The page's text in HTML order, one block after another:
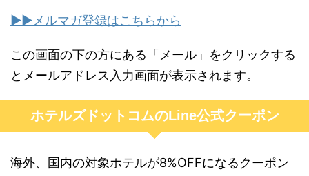
▶︎▶︎メルマガ登録はこちらから
この画面の下の方にある「メール」をクリックする
とメールアドレス入力画面が表示されます。
ホテルズドットコムのLine公式クーポン
海外、国内の対象ホテルが8%OFFになるクーポン